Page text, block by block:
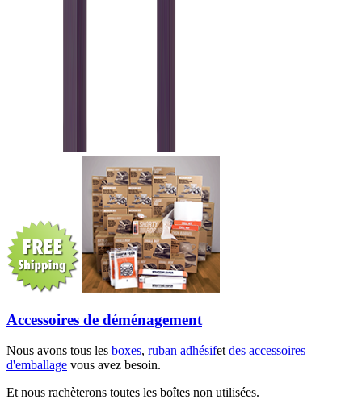
Accessoires de déménagement
Nous avons tous les boxes, ruban adhésifetdes accessoires
d'emballage vous avez besoin.
Et nous rachèterons toutes les boîtes non utilisées.